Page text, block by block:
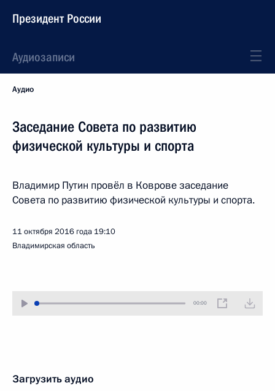
Президент России
Аудиозаписи
Аудио
Заседание Совета по развитию
физической культуры и спорта
Владимир Путин провёл в Коврове заседание
Совета по развитию физической культуры и спорта.
11 октября 2016 года 19:10
Владимирская область
00:00
Загрузить аудио